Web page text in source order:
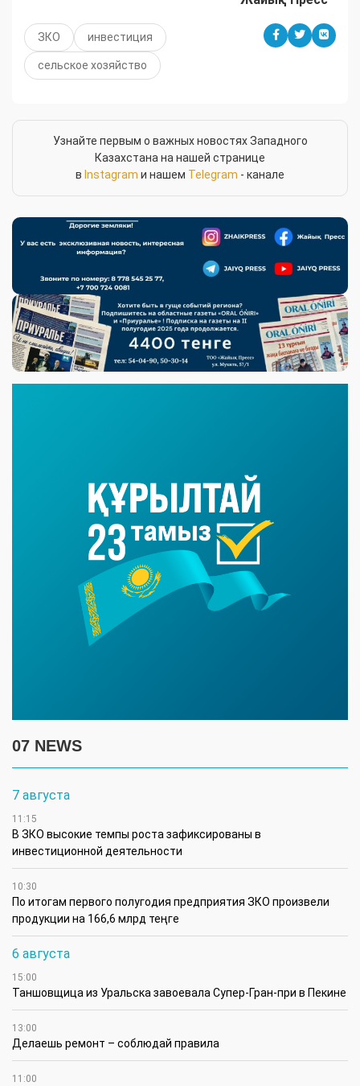
ЗКО инвестиция
сельское хозяйство
Узнайте первым о важных новостях Западного
Казахстана на нашей странице
в Instagram и нашем Telegram - канале
07 NEWS
7 августа
11:15
В ЗКО высокие темпы роста зафиксированы в
инвестиционной деятельности
10:30
По итогам первого полугодия предприятия ЗКО произвели
продукции на 166,6 млрд теңге
6 августа
15:00
Таншовщица из Уральска завоевала Супер-Гран-при в Пекине
13:00
Делаешь ремонт – соблюдай правила
11:00